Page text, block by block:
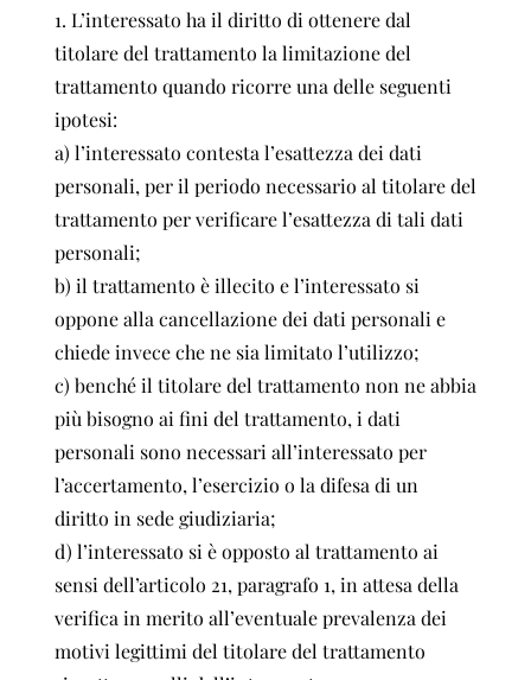
1. L’interessato ha il diritto di ottenere dal
titolare del trattamento la limitazione del
trattamento quando ricorre una delle seguenti
ipotesi:
a) l’interessato contesta l’esattezza dei dati
personali, per il periodo necessario al titolare del
trattamento per verificare l’esattezza di tali dati
personali;
b) il trattamento è illecito e l’interessato si
oppone alla cancellazione dei dati personali e
chiede invece che ne sia limitato l’utilizzo;
c) benché il titolare del trattamento non ne abbia
più bisogno ai fini del trattamento, i dati
personali sono necessari all’interessato per
l’accertamento, l’esercizio o la difesa di un
diritto in sede giudiziaria;
d) l’interessato si è opposto al trattamento ai
sensi dell’articolo 21, paragrafo 1, in attesa della
verifica in merito all’eventuale prevalenza dei
motivi legittimi del titolare del trattamento